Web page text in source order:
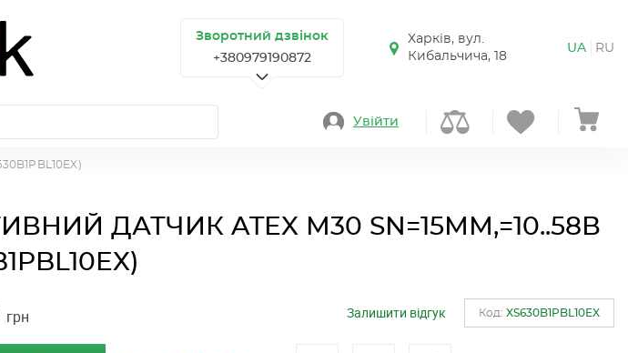
Зворотний дзвінок
+380979190872
Харків, вул.
Кибальчича, 18
UA RU
Увійти
ДАТЧИК ATEX M30 SN=15ММ,=10..58В
грн Залишити відгук Код: XS630B1PBL10EX